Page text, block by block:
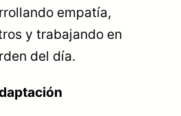
empatía,
y trabajando en
del día.